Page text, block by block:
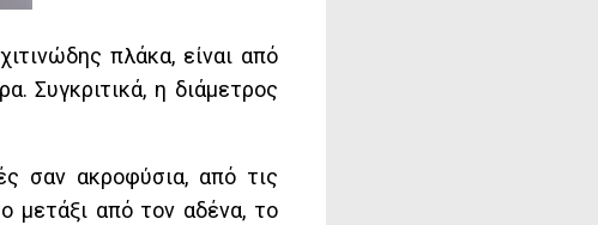
πλάκα, είναι από
Συγκριτικά, η διάμετρος
σαν ακροφύσια, από τις
μετάξι από τον αδένα, το